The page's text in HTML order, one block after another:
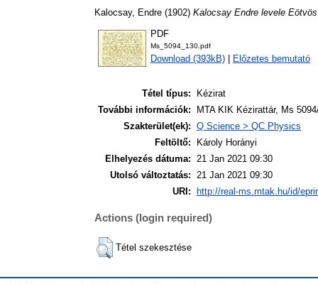
Kalocsay, Endre (1902) Kalocsay Endre levele
PDF
Ms_5094_130.pdf
Download (393kB) Előzetes bemutató
Tétel típus:
Kézirat
További információk:
MTA KIK Kézirattár, Ms
Szakterület(ek): Q Science > QC Physics
Feltöltő:
Károly Horányi
Elhelyezés dátuma: 21 Jan 2021 09:30
Utolsó változtatás: 21 Jan 2021 09:30
URI:
http://real-ms.mtak.hu/id/
Actions (login required)
Tétel szekesztése